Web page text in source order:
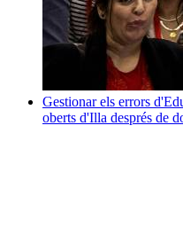
Gestionar els errors
oberts d'Illa després de